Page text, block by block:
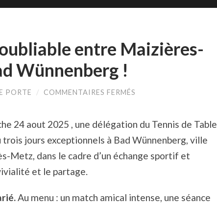
entre Maizières-
Wünnenberg !
PORTE / COMMENTAIRES FERMÉS
ENTRE
LÈS-
ET
24 aout 2025 , une délégation du Tennis de Table
jours exceptionnels à Bad Wünnenberg, ville
Metz, dans le cadre d’un échange sportif et
et le partage.
Au menu : un match amical intense, une séance